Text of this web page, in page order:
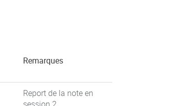
Remarques
Report de la note en